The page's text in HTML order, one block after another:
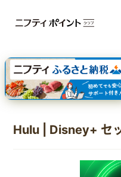
三井住友カード ゴールド（NL
【実質初月無料】DMM |
SBI証券 確定拠出年金（iDeCo
Hulu | Disney+ セ